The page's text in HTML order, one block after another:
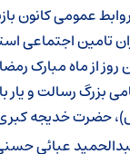
عمومی کانون
تامین اجتماعی
از ماه مبارک
بزرگ رسالت و یار
حضرت خدیجه
عبائی